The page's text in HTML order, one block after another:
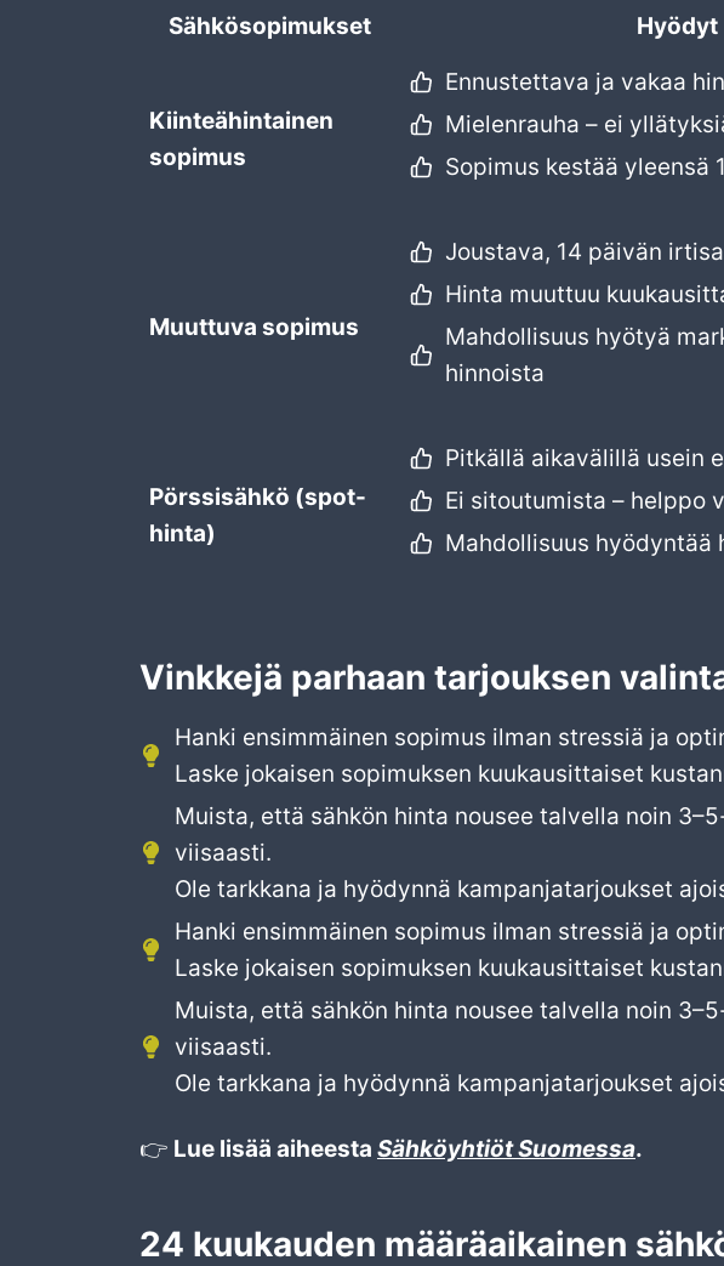
Sähkösopimukset Hyödyt
Kiinteähintainen
sopimus
Ennustettava ja vakaa
Mielenrauha – ei
Sopimus kestää yleensä
Muuttuva sopimus
Joustava, 14 päivän
Hinta muuttuu
Mahdollisuus hyötyä
hinnoista
Pörssisähkö (spot-
hinta)
Pitkällä aikavälillä usein
Ei sitoutumista – helppo
Mahdollisuus hyödyntää
Vinkkejä parhaan tarjouksen
Hanki ensimmäinen sopimus ilman stressiä ja
Laske jokaisen sopimuksen kuukausittaiset
Muista, että sähkön hinta nousee talvella noin
viisaasti.
Ole tarkkana ja hyödynnä kampanjatarjoukset
Hanki ensimmäinen sopimus ilman stressiä ja
Laske jokaisen sopimuksen kuukausittaiset
Muista, että sähkön hinta nousee talvella noin
viisaasti.
Ole tarkkana ja hyödynnä kampanjatarjoukset
👉 Lue lisää aiheesta Sähköyhtiöt Suomessa.
24 kuukauden määräaikainen